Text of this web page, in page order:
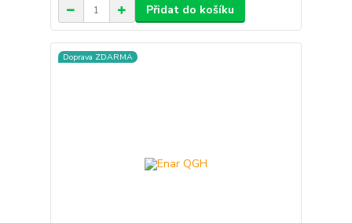
Přidat do košíku
Doprava ZDARMA